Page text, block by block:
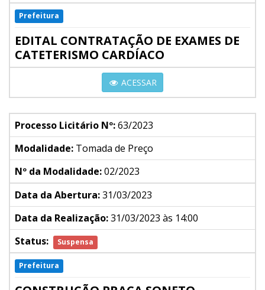
Prefeitura
EDITAL CONTRATAÇÃO DE EXAMES DE
CATETERISMO CARDÍACO
ACESSAR
Processo Licitário Nº:63/2023
Modalidade: Tomada de Preço
Nº da Modalidade:02/2023
Data da Abertura:31/03/2023
Data da Realização:31/03/2023 às 14:00
Status:
Suspensa
Prefeitura